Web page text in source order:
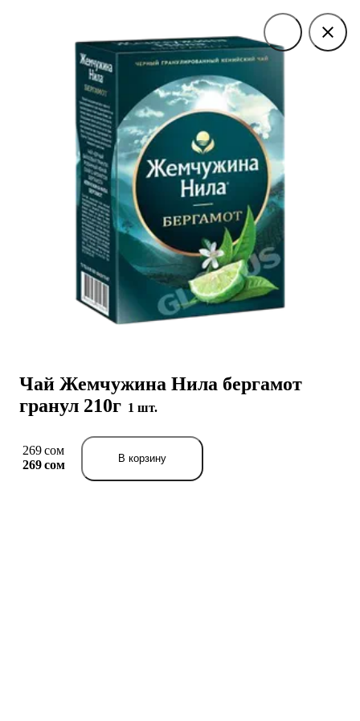
Чай Жемчужина Нила бергамот
гранул 210г 1 шт.
269 сом
269 сом
В корзину